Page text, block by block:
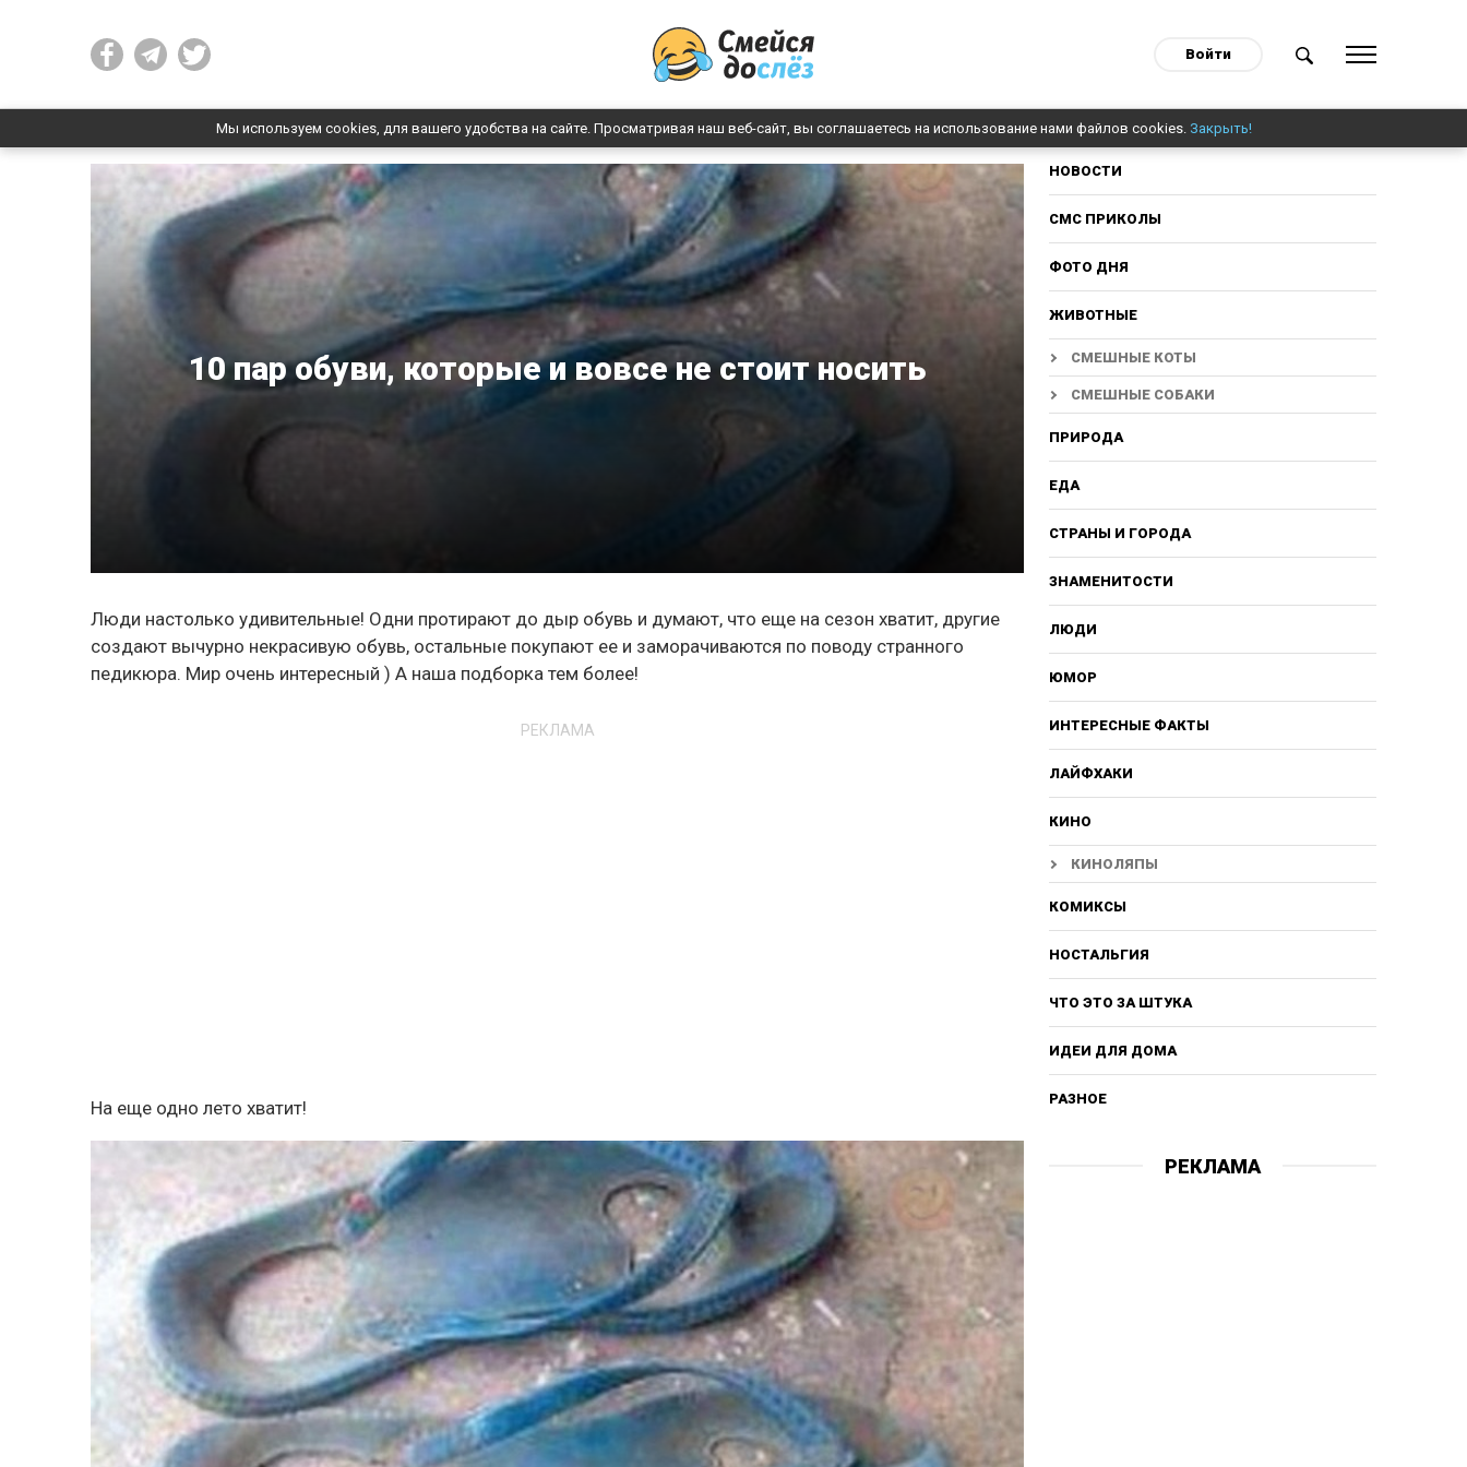
Войти
Мы используем cookies, для вашего удобства на сайте. Просматривая наш веб-сайт, вы соглашаетесь на использование нами файлов cookies. Закрыть!
10 пар обуви, которые и вовсе не стоит носить
Люди настолько удивительные! Одни протирают до дыр обувь и думают, что еще на сезон хватит, другие
создают вычурно некрасивую обувь, остальные покупают ее и заморачиваются по поводу странного
педикюра. Мир очень интересный ) А наша подборка тем более!
РЕКЛАМА
На еще одно лето хватит!
НОВОСТИ
СМС ПРИКОЛЫ
ФОТО ДНЯ
ЖИВОТНЫЕ
СМЕШНЫЕ КОТЫ
СМЕШНЫЕ СОБАКИ
ПРИРОДА
ЕДА
СТРАНЫ И ГОРОДА
ЗНАМЕНИТОСТИ
ЛЮДИ
ЮМОР
ИНТЕРЕСНЫЕ ФАКТЫ
ЛАЙФХАКИ
КИНО
КИНОЛЯПЫ
КОМИКСЫ
НОСТАЛЬГИЯ
ЧТО ЭТО ЗА ШТУКА
ИДЕИ ДЛЯ ДОМА
РАЗНОЕ
РЕКЛАМА